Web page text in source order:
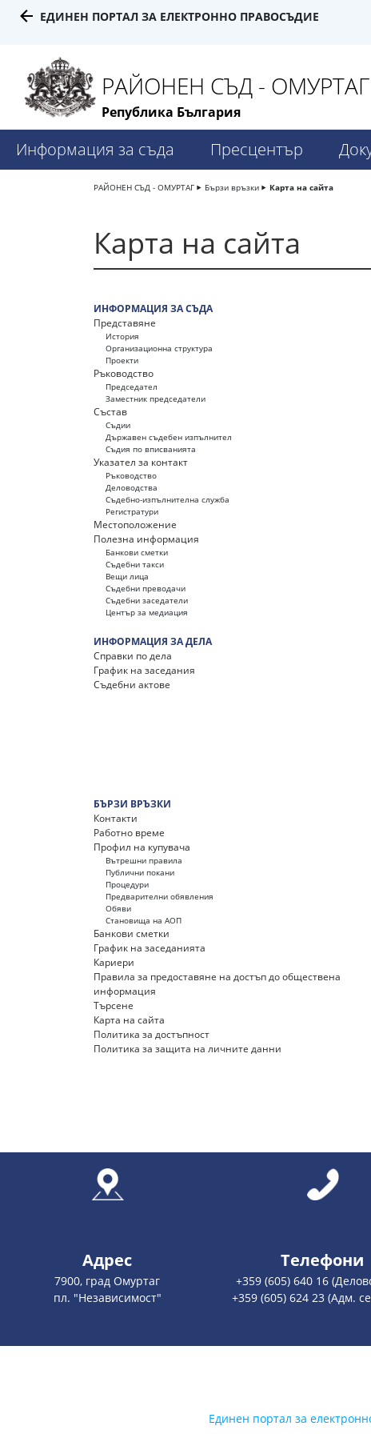
ЕДИНЕН ПОРТАЛ ЗА ЕЛЕКТРОННО ПРАВОСЪДИЕ
РАЙОНЕН СЪД - ОМУРТАГ
Република България
Информация за съда Пресцентър
РАЙОНЕН СЪД - ОМУРТАГ Бързи връзки Карта на сайта
Карта на сайта
ИНФОРМАЦИЯ ЗА СЪДА
Представяне
История
Организационна структура
Проекти
Ръководство
Председател
Заместник председатели
Състав
Съдии
Държавeн съдебeн изпълнител
Съдия по вписванията
Указател за контакт
Ръководство
Деловодства
Съдебно-изпълнителна служба
Регистратури
Местоположение
Полезна информация
Банкови сметки
Съдебни такси
Вещи лица
Съдебни преводачи
Съдебни заседатели
Център за медиация
ИНФОРМАЦИЯ ЗА ДЕЛА
Справки по дела
График на заседания
Съдебни актове
БЪРЗИ ВРЪЗКИ
Контакти
Работно време
Профил на купувача
Вътрешни правила
Публични покани
Процедури
Предварителни обявления
Обяви
Становища на АОП
Банкови сметки
График на заседанията
Кариери
Правила за предоставяне на достъп до обществена
информация
Търсене
Карта на сайта
Политика за достъпност
Политика за защита на личните данни
Адрес
7900, град Омуртаг
пл. "Независимост"
Телефони
+359 (605) 640 16
+359 (605) 624 23 (Адм.
Единен портал за